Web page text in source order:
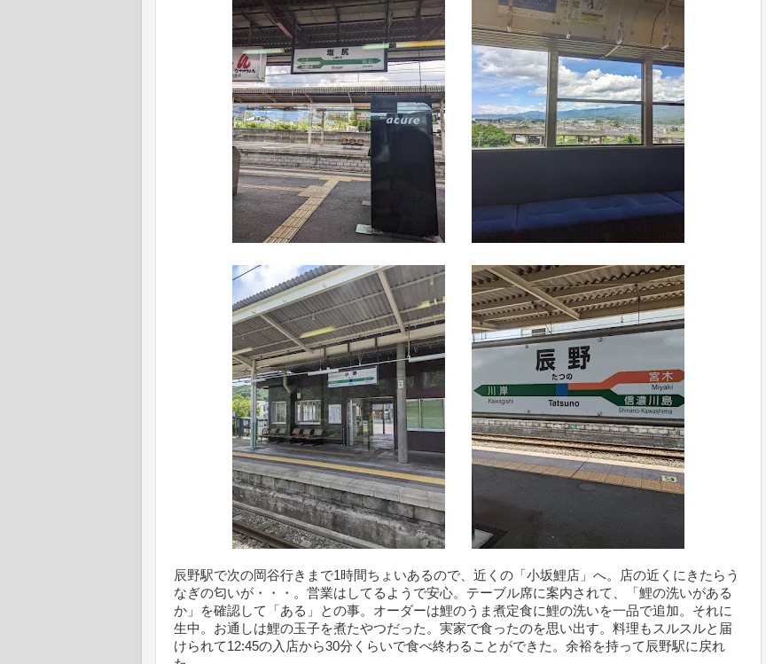
辰野駅で次の岡谷行きまで1時間ちょいあるので、近くの「小坂鯉店」へ。店の近くにきたらう
なぎの匂いが・・・。営業はしてるようで安心。テーブル席に案内されて、「鯉の洗いがある
か」を確認して「ある」との事。オーダーは鯉のうま煮定食に鯉の洗いを一品で追加。それに
生中。お通しは鯉の玉子を煮たやつだった。実家で食ったのを思い出す。料理もスルスルと届
けられて12:45の入店から30分くらいで食べ終わることができた。余裕を持って辰野駅に戻れ